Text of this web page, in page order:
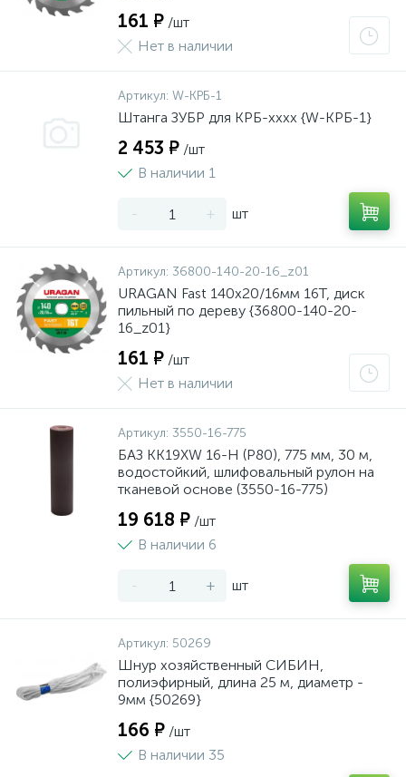
161 ₽ /шт
Нет в наличии
Артикул: W-КРБ-1
Штанга ЗУБР для КРБ-хххх {W-КРБ-1}
2 453 ₽ /шт
В наличии 1
- + шт
Артикул: 36800-140-20-16_z01
URAGAN Fast 140x20/16мм 16Т, диск
пильный по дереву {36800-140-20-
16_z01}
161 ₽ /шт
Нет в наличии
Артикул: 3550-16-775
БАЗ KK19XW 16-H (Р80), 775 мм, 30 м,
водостойкий, шлифовальный рулон на
тканевой основе (3550-16-775)
19 618 ₽ /шт
В наличии 6
- + шт
Артикул: 50269
Шнур хозяйственный СИБИН,
полиэфирный, длина 25 м, диаметр -
9мм {50269}
166 ₽ /шт
В наличии 35